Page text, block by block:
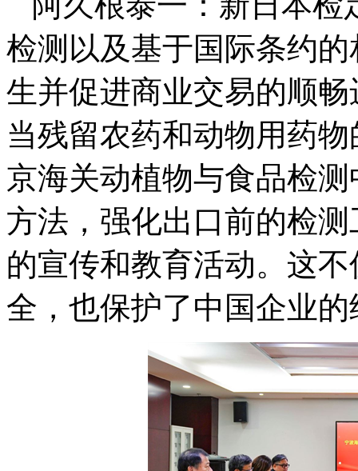
检测以及基于国际条约
生并促进商业交易的顺
当残留农药和动物用药
京海关动植物与食品检
方法，强化出口前的检
的宣传和教育活动。这
全，也保护了中国企业